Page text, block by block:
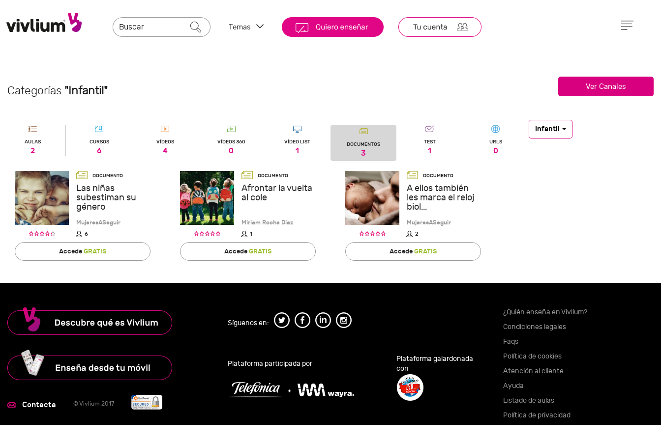
Temas
Categorías "Infantil"
AULAS
2
CURSOS
6
VÍDEOS
4
VÍDEOS 360
0
VÍDEO LIST
1
DOCUMENTOS
3
TEST
1
URLS
0
Infantil
Las niñas
subestiman su
género
MujeresASeguir
6
AccedeGRATIS
Afrontar la vuelta
al cole
Miriam Rocha Díaz
1
AccedeGRATIS
A ellos también
les marca el reloj
biol...
MujeresASeguir
2
AccedeGRATIS
Contacta © Vivlium 2017
Síguenos en:
Plataforma participada por
Plataforma galardonada
con
¿Quién enseña en Vivlium?
Condiciones legales
Faqs
Política de cookies
Atención al cliente
Ayuda
Listado de aulas
Política de privacidad